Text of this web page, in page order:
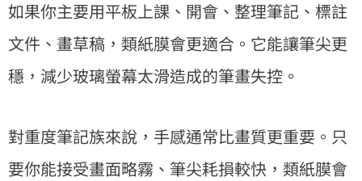
如果你主要用平板上課、開會、整理筆記、標註
文件、畫草稿，類紙膜會更適合。它能讓筆尖更
穩，減少玻璃螢幕太滑造成的筆畫失控。
對重度筆記族來說，手感通常比畫質更重要。只
要你能接受畫面略霧、筆尖耗損較快，類紙膜會